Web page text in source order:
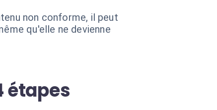
non conforme, il peut
qu'elle ne devienne
étapes